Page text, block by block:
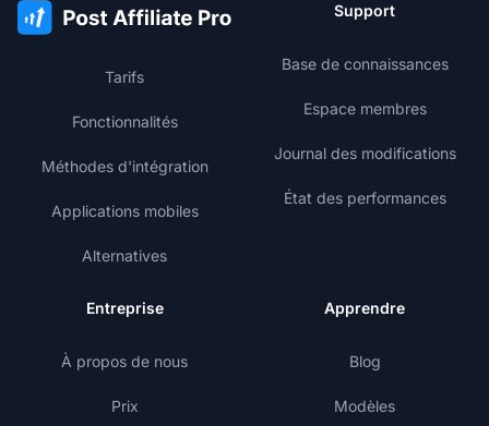
Tarifs
Fonctionnalités
Méthodes d'intégration
Applications mobiles
Alternatives
Support
Base de connaissances
Espace membres
Journal des modifications
État des performances
Entreprise
À propos de nous
Prix
Apprendre
Blog
Modèles